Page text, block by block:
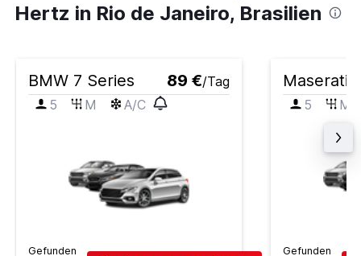
Hertz in Rio de Janeiro, Brasilien
BMW 7 Series 89 €/Tag
5
M A/C
Gefunden
Maserati
5 M
Gefunden